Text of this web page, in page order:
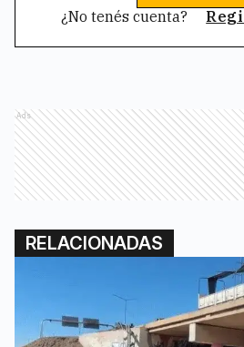
¿No tenés cuenta?
Ads
RELACIONADAS